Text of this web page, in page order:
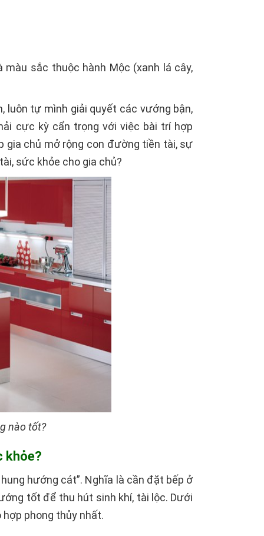
sắc thuộc hành Mộc (xanh lá cây,
luôn tự mình giải quyết các vướng bận,
cực kỳ cẩn trọng với việc bài trí hợp
gia chủ mở rộng con đường tiền tài, sự
sức khỏe cho gia chủ?
nào tốt?
khỏe?
hướng cát”. Nghĩa là cần đặt bếp ở
tốt để thu hút sinh khí, tài lộc. Dưới
phong thủy nhất.